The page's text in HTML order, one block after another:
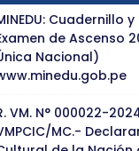
Cuadernillo
de Ascenso
Nacional)
VM. N° 000022-
MC.-